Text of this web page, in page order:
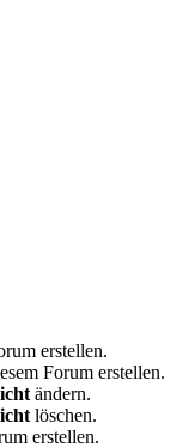
erstellen.
Forum erstellen.
ändern.
löschen.
erstellen.